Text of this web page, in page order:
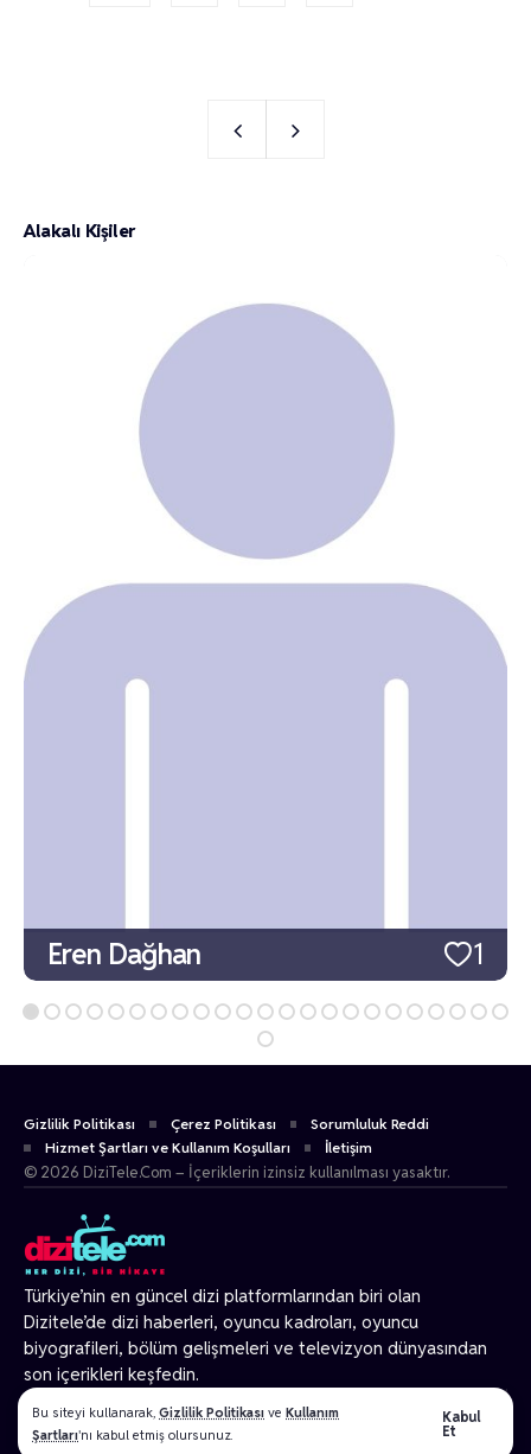
Bu siteyi kullanarak, Gizlilik Politikası ve Kullanım
Şartları'nı kabul etmiş olursunuz.
Kabul
Et
Alakalı Kişiler
1
Eren Dağhan
Türkiye’nin en güncel dizi platformlarından biri olan
Dizitele’de dizi haberleri, oyuncu kadroları, oyuncu
biyografileri, bölüm gelişmeleri ve televizyon dünyasından
son içerikleri keşfedin.
© 2026 Tüm Hakları Gizlidir.
Gizlilik Politikası Çerez Politikası
Sorumluluk Reddi
Hizmet Şartları ve Kullanım Koşulları
İletişim
© 2026 DiziTele.Com – İçeriklerin izinsiz kullanılması yasaktır.